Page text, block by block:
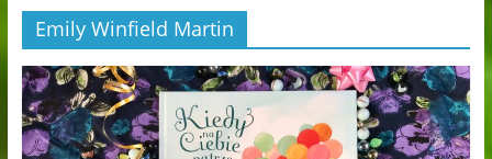
Emily Winfield Martin